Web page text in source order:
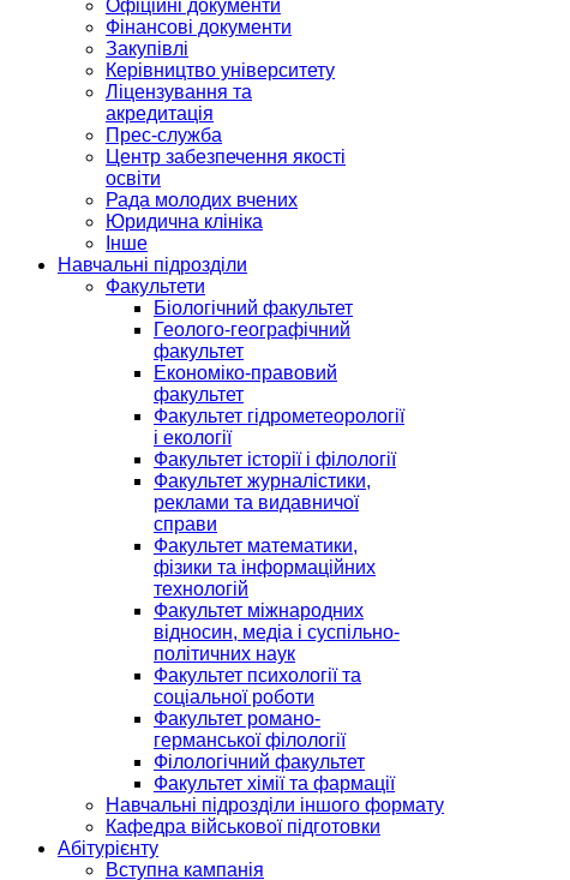
Офіційні документи
Фінансові документи
Закупівлі
Керівництво університету
Ліцензування та
акредитація
Прес-служба
Центр забезпечення якості
освіти
Рада молодих вчених
Юридична клініка
Інше
Навчальні підрозділи
Факультети
Біологічний факультет
Геолого-географічний
факультет
Економіко-правовий
факультет
Факультет гідрометеорології
і екології
Факультет історії і філології
Факультет журналістики,
реклами та видавничої
справи
Факультет математики,
фізики та інформаційних
технологій
Факультет міжнародних
відносин, медіа і суспільно-
політичних наук
Факультет психології та
соціальної роботи
Факультет романо-
германської філології
Філологічний факультет
Факультет хімії та фармації
Навчальні підрозділи іншого формату
Кафедра військової підготовки
Абітурієнту
Вступна кампанія